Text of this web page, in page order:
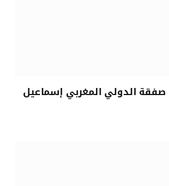
صفقة الدولي المغربي إسماعيل